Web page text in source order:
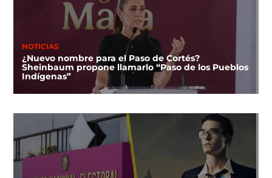
NOTICIAS
¿Nuevo nombre para el Paso de Cortés?
Sheinbaum propone llamarlo “Paso de los Pueblos
Indígenas”